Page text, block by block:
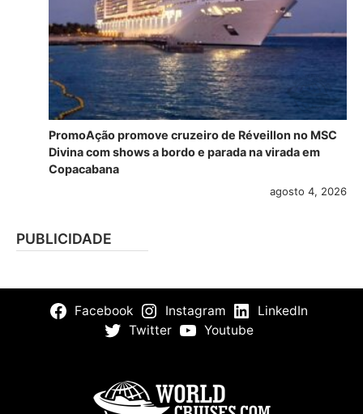
PromoAção promove cruzeiro de Réveillon no MSC
Divina com shows a bordo e parada na virada em
Copacabana
agosto 4, 2026
PUBLICIDADE
Facebook Instagram
LinkedIn
Twitter
Youtube